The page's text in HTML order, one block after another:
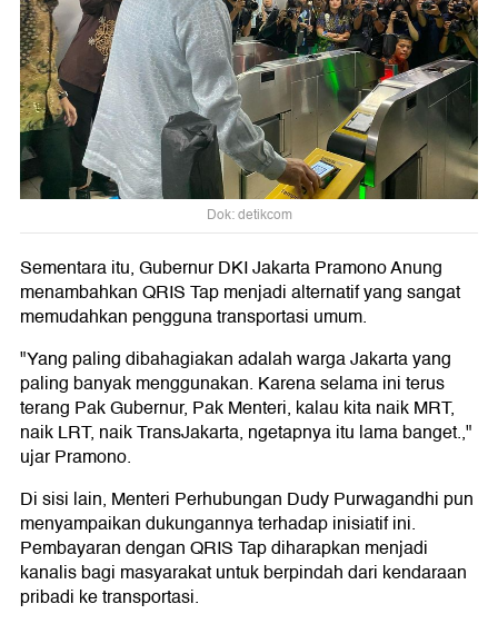
Dok: detikcom
Sementara itu, Gubernur DKI Jakarta Pramono Anung
menambahkan QRIS Tap menjadi alternatif yang sangat
memudahkan pengguna transportasi umum.
"Yang paling dibahagiakan adalah warga Jakarta yang
paling banyak menggunakan. Karena selama ini terus
terang Pak Gubernur, Pak Menteri, kalau kita naik MRT,
naik LRT, naik TransJakarta, ngetapnya itu lama banget.,"
ujar Pramono.
Di sisi lain, Menteri Perhubungan Dudy Purwagandhi pun
menyampaikan dukungannya terhadap inisiatif ini.
Pembayaran dengan QRIS Tap diharapkan menjadi
kanalis bagi masyarakat untuk berpindah dari kendaraan
pribadi ke transportasi.